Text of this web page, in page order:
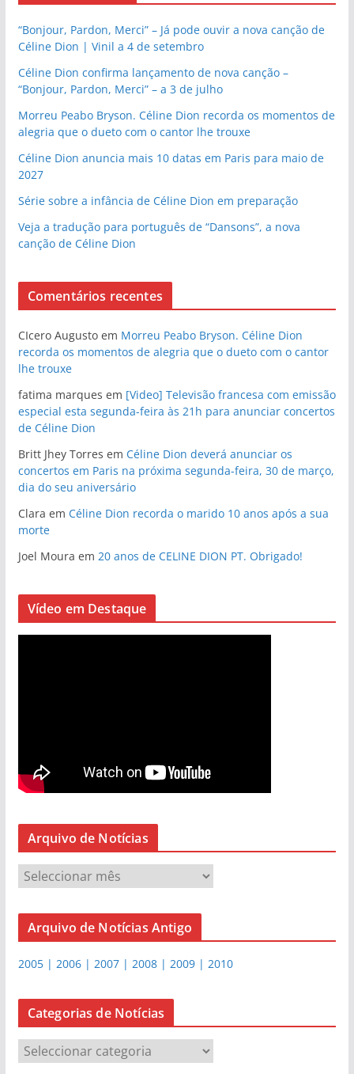
“Bonjour, Pardon, Merci” – Já pode ouvir a nova canção de
Céline Dion | Vinil a 4 de setembro
Céline Dion confirma lançamento de nova canção –
“Bonjour, Pardon, Merci” – a 3 de julho
Morreu Peabo Bryson. Céline Dion recorda os momentos de
alegria que o dueto com o cantor lhe trouxe
Céline Dion anuncia mais 10 datas em Paris para maio de
2027
Série sobre a infância de Céline Dion em preparação
Veja a tradução para português de “Dansons”, a nova
canção de Céline Dion
Comentários recentes
CIcero Augustoem Morreu Peabo Bryson. Céline Dion
recorda os momentos de alegria que o dueto com o cantor
lhe trouxe
fatima marques em [Video] Televisão francesa com emissão
especial esta segunda-feira às 21h para anunciar concertos
de Céline Dion
Britt Jhey Torres em Céline Dion deverá anunciar os
concertos em Paris na próxima segunda-feira, 30 de março,
dia do seu aniversário
Clara em Céline Dion recorda o marido 10 anos após a sua
morte
Joel Moura em 20 anos de CELINE DION PT. Obrigado!
Vídeo em Destaque
Arquivo de Notícias
r
q
v
e
N
Arquivo de Notícias Antigo
2005 | 2006 | 2007 | 2008 | 2009 | 2010
Categorias de Notícias
a